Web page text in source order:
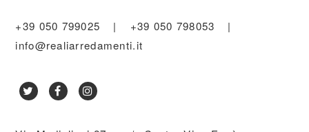
+39 050 799025 | +39 050 798053
|
info@realiarredamenti.it